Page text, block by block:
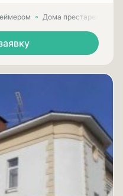
Дома престарелых